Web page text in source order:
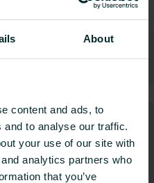
About
content and ads, to
to analyse our traffic.
your use of our site with
analytics partners who
that you’ve